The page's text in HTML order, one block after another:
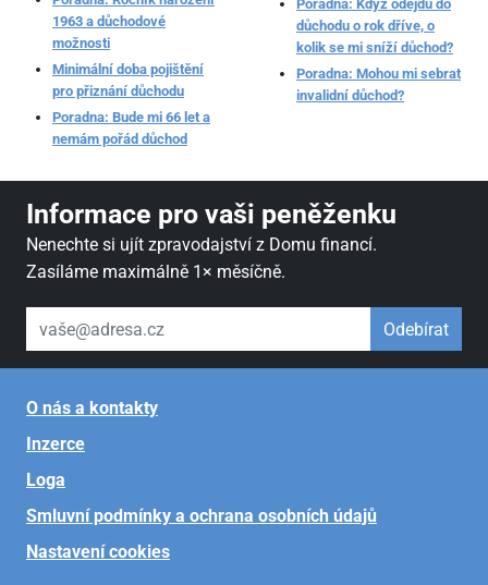
1963 a důchodové
možnosti
Minimální doba pojištění
pro přiznání důchodu
Poradna: Bude mi 66 let a
nemám pořád důchod
Poradna: Když odejdu do
důchodu o rok dříve, o
kolik se mi sníží důchod?
Poradna: Mohou mi sebrat
invalidní důchod?
Informace pro vaši peněženku
Nenechte si ujít zpravodajství z Domu financí.
Zasíláme maximálně 1× měsíčně.
váš email Odebírat
O nás a kontakty
Inzerce
Loga
Smluvní podmínky a ochrana osobních údajů
Nastavení cookies